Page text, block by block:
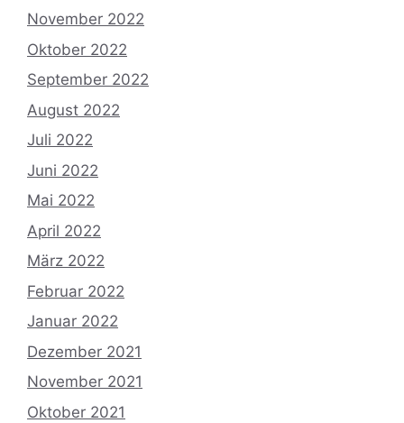
November 2022
Oktober 2022
September 2022
August 2022
Juli 2022
Juni 2022
Mai 2022
April 2022
März 2022
Februar 2022
Januar 2022
Dezember 2021
November 2021
Oktober 2021